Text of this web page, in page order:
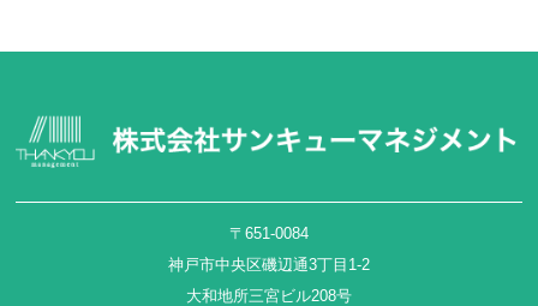
〒651-0084
神戸市中央区磯辺通3丁目1-2
大和地所三宮ビル208号